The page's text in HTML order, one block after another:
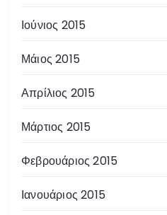
Ιούνιος 2015
Μάιος 2015
Απρίλιος 2015
Μάρτιος 2015
Φεβρουάριος 2015
Ιανουάριος 2015